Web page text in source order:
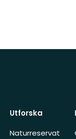
Utforska
Naturreservat